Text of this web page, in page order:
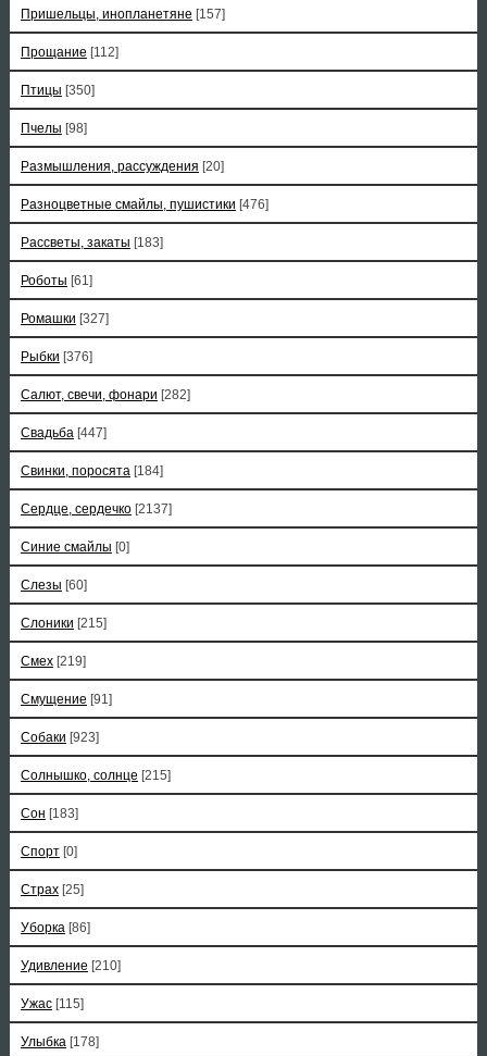
Пришельцы, инопланетяне [157]
Прощание [112]
Птицы [350]
Пчелы [98]
Размышления, рассуждения [20]
Разноцветные смайлы, пушистики [476]
Рассветы, закаты [183]
Роботы [61]
Ромашки [327]
Рыбки [376]
Салют, свечи, фонари [282]
Свадьба [447]
Свинки, поросята [184]
Сердце, сердечко [2137]
Синие смайлы [0]
Слезы [60]
Слоники [215]
Смех [219]
Смущение [91]
Собаки [923]
Солнышко, солнце [215]
Сон [183]
Спорт [0]
Страх [25]
Уборка [86]
Удивление [210]
Ужас [115]
Улыбка [178]